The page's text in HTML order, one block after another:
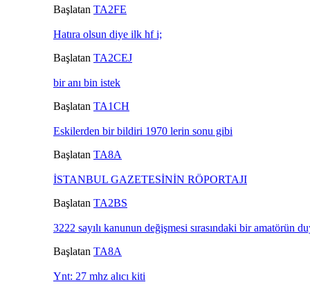
Başlatan TA2FE
Hatıra olsun diye ilk hf i;
Başlatan TA2CEJ
bir anı bin istek
Başlatan TA1CH
Eskilerden bir bildiri 1970 lerin sonu gibi
Başlatan TA8A
İSTANBUL GAZETESİNİN RÖPORTAJI
Başlatan TA2BS
3222 sayılı kanunun değişmesi sırasındaki bir amatörün
Başlatan TA8A
Ynt: 27 mhz alıcı kiti